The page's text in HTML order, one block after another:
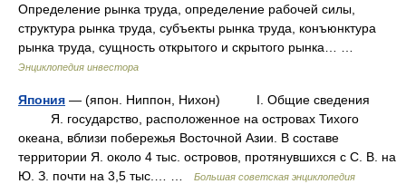
Определение рынка труда, определение рабочей силы,
структура рынка труда, субъекты рынка труда, конъюнктура
рынка труда, сущность открытого и скрытого рынка… …
Энциклопедия инвестора
Япония — (япон. Ниппон, Нихон) I. Общие сведения
Я. государство, расположенное на островах Тихого
океана, вблизи побережья Восточной Азии. В составе
территории Я. около 4 тыс. островов, протянувшихся с С. В. на
Ю. З. почти на 3,5 тыс.… …
Большая советская энциклопедия